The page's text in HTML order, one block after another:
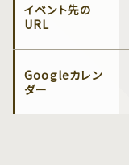
イベント先の
URL
Googleカレン
ダー